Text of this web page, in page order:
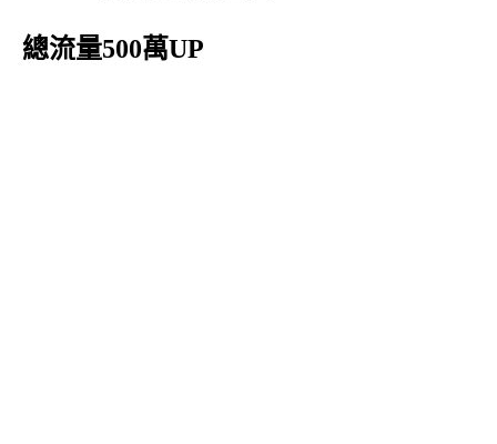
總流量500萬UP